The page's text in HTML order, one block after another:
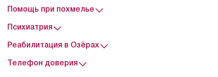
Помощь при похмелье
Психиатрия
Реабилитация в Озёрах
Телефон доверия